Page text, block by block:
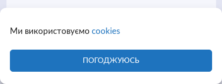
Ми використовуємо cookies
ПОГОДЖУЮСЬ